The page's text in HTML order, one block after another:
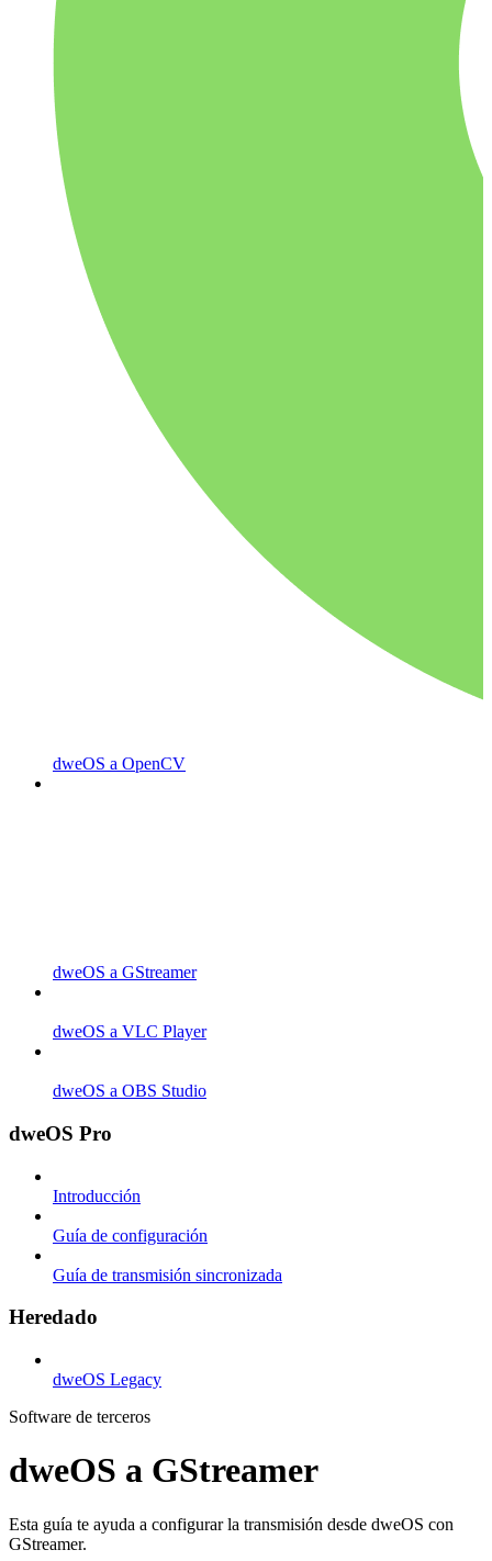
dweOS a OpenCV
dweOS a GStreamer
dweOS a VLC Player
dweOS a OBS Studio
dweOS Pro
Introducción
Guía de configuración
Guía de transmisión sincronizada
Heredado
dweOS Legacy
Software de terceros
dweOS a GStreamer
Esta guía te ayuda a configurar la transmisión desde dweOS con
GStreamer.